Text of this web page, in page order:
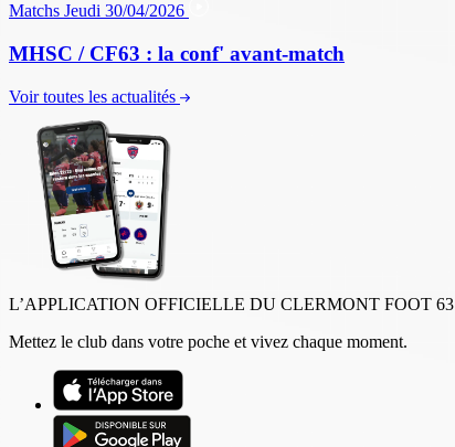
Matchs Jeudi 30/04/2026
MHSC / CF63 : la conf' avant-match
Voir toutes les actualités
L’APPLICATION OFFICIELLE DU CLERMONT FOOT 63
Mettez le club dans votre poche et vivez chaque moment.